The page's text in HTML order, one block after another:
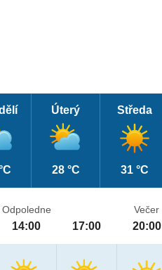
Úterý
28 °C
Středa
31 °C
Odpoledne
14:00 17:00
Večer
20:00